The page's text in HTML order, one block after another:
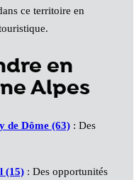
ce territoire en
en
Alpes
de Dôme (63): Des
(15): Des opportunités